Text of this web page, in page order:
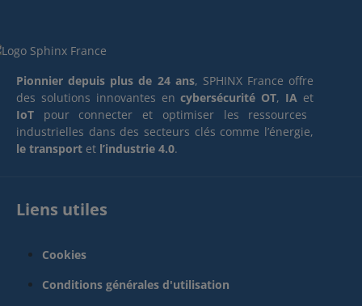
Pionnier depuis plus de 24 ans, SPHINX France offre
des solutions innovantes encybersécurité OT, IA et
IoT pour connecter et optimiser les ressources
industrielles dans des secteurs clés comme l’énergie,
le transport et l’industrie 4.0.
Liens utiles
Cookies
Conditions générales d'utilisation